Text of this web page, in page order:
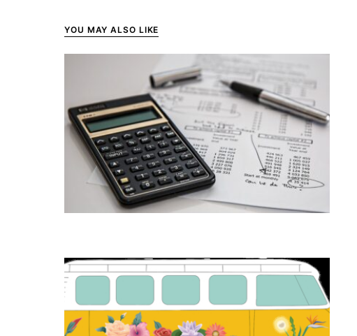
YOU MAY ALSO LIKE